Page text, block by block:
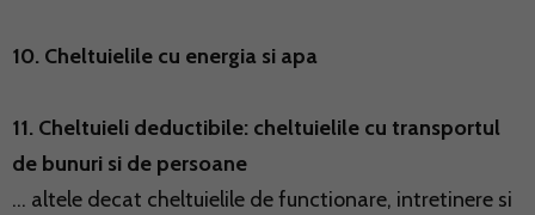
10. Cheltuielile cu energia si apa
11. Cheltuieli deductibile: cheltuielile cu transportul
de bunuri si de persoane
... altele decat cheltuielile de functionare, intretinere si